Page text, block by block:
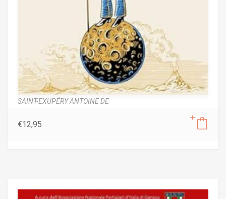
SAINT-EXUPÉRY ANTOINE DE
€12,95